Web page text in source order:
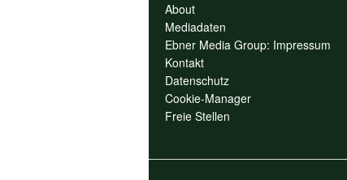
About
Mediadaten
Ebner Media Group: Impressum
Kontakt
Datenschutz
Cookie-Manager
Freie Stellen